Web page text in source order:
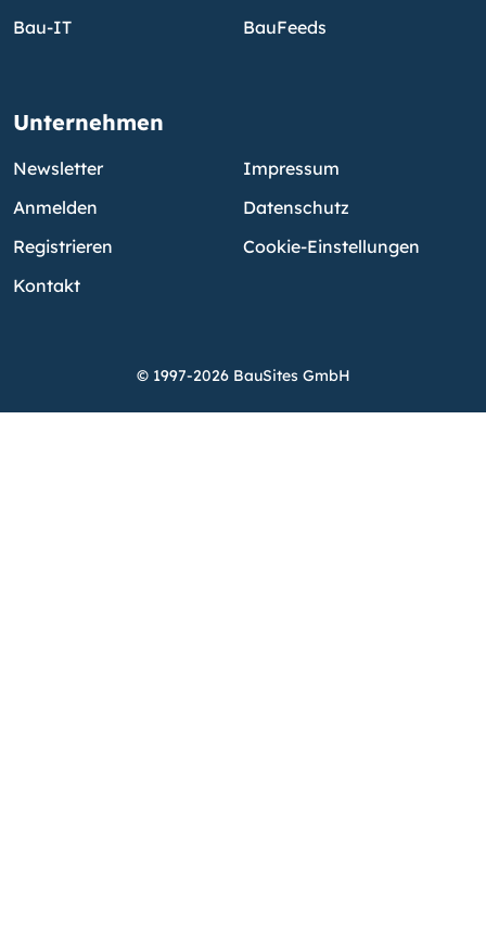
Bau-IT
BauFeeds
Unternehmen
Newsletter
Anmelden
Registrieren
Kontakt
Impressum
Datenschutz
Cookie-Einstellungen
© 1997-2026 BauSites GmbH